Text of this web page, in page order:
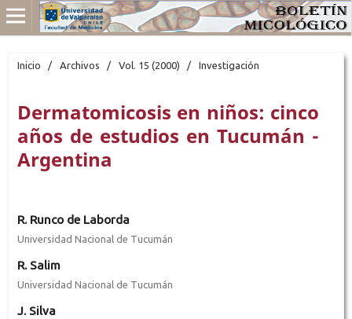
Inicio / Archivos / Vol. 15 (2000) / Investigación
Dermatomicosis en niños: cinco
años de estudios en Tucumán -
Argentina
R. Runco de Laborda
Universidad Nacional de Tucumán
R. Salim
Universidad Nacional de Tucumán
J. Silva